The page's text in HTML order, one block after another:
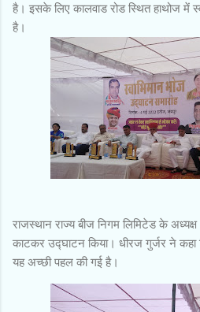
है। इसके लिए कालवाड रोड स्थित हाथोज में
है।
राजस्थान राज्य बीज निगम लिमिटेड के
काटकर उद्घाटन किया। धीरज गुर्जर ने
यह अच्छी पहल की गई है।